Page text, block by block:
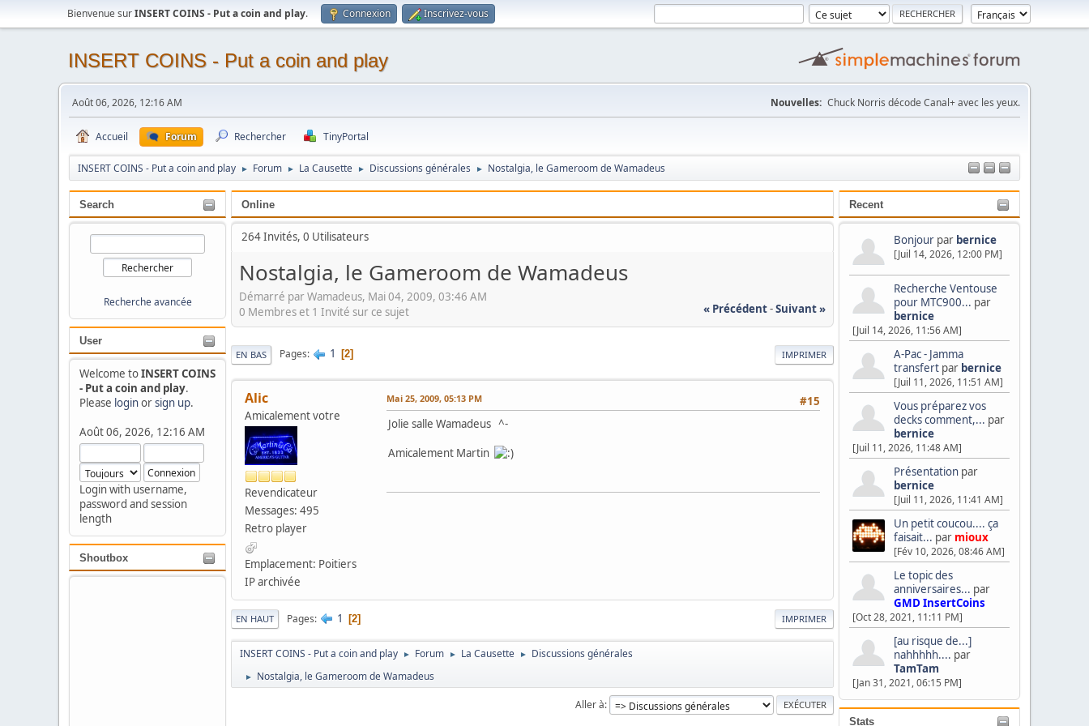
Bienvenue surINSERT COINS - Put a coin and play. Connexion Inscrivez-vous
INSERT COINS - Put a coin and play
Août 06, 2026, 12:16 AM Nouvelles: Chuck Norris décode Canal+ avec les yeux.
Accueil Forum Rechercher TinyPortal
INSERT COINS - Put a coin and play ► Forum ► La Causette ► Discussions générales ► Nostalgia, le Gameroom de Wamadeus
Search
Recherche avancée
User
Welcome toINSERT COINS
- Put a coin and play.
Please loginorsign up.
Août 06, 2026, 12:16 AM
Login with username,
password and session
length
Shoutbox
Recent
Bonjour par bernice
[Juil 14, 2026, 12:00 PM]
Recherche Ventouse
pour MTC900... par
bernice
[Juil 14, 2026, 11:56 AM]
A-Pac - Jamma
transfert par bernice
[Juil 11, 2026, 11:51 AM]
Vous préparez vos
decks comment,... par
bernice
[Juil 11, 2026, 11:48 AM]
Présentation par
bernice
[Juil 11, 2026, 11:41 AM]
Un petit coucou.... ça
faisait... par mioux
[Fév 10, 2026, 08:46 AM]
Le topic des
anniversaires... par
GMD InsertCoins
[Oct 28, 2021, 11:11 PM]
[au risque de...]
nahhhhh.... par
TamTam
[Jan 31, 2021, 06:15 PM]
Stats
Online
264 Invités, 0 Utilisateurs
Nostalgia, le Gameroom de Wamadeus
Démarré par Wamadeus, Mai 04, 2009, 03:46 AM
« Précédent-Suivant »
0 Membres et 1 Invité sur ce sujet
IMPRIMER
EN BAS Pages 1 2
Alic
Amicalement votre
Revendicateur
Messages: 495
Retro player
Emplacement: Poitiers
IP archivée
#15
Mai 25, 2009, 05:13 PM
Jolie salle Wamadeus ^-
Amicalement Martin
IMPRIMER
EN HAUT Pages 1 2
INSERT COINS - Put a coin and play ► Forum ► La Causette ► Discussions générales
► Nostalgia, le Gameroom de Wamadeus
Aller à